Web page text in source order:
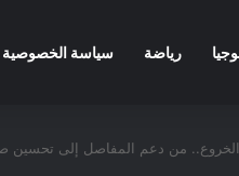
رياضة سياسة الخصوصية
الخروع.. من دعم المفاصل إلى تحسين